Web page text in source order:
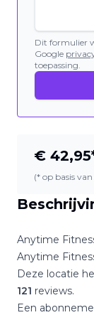
Anytime
Anytime
Deze locatie
121 reviews.
Een
Dit formulier
Google
toepassing.
€ 42,95
(* op basis